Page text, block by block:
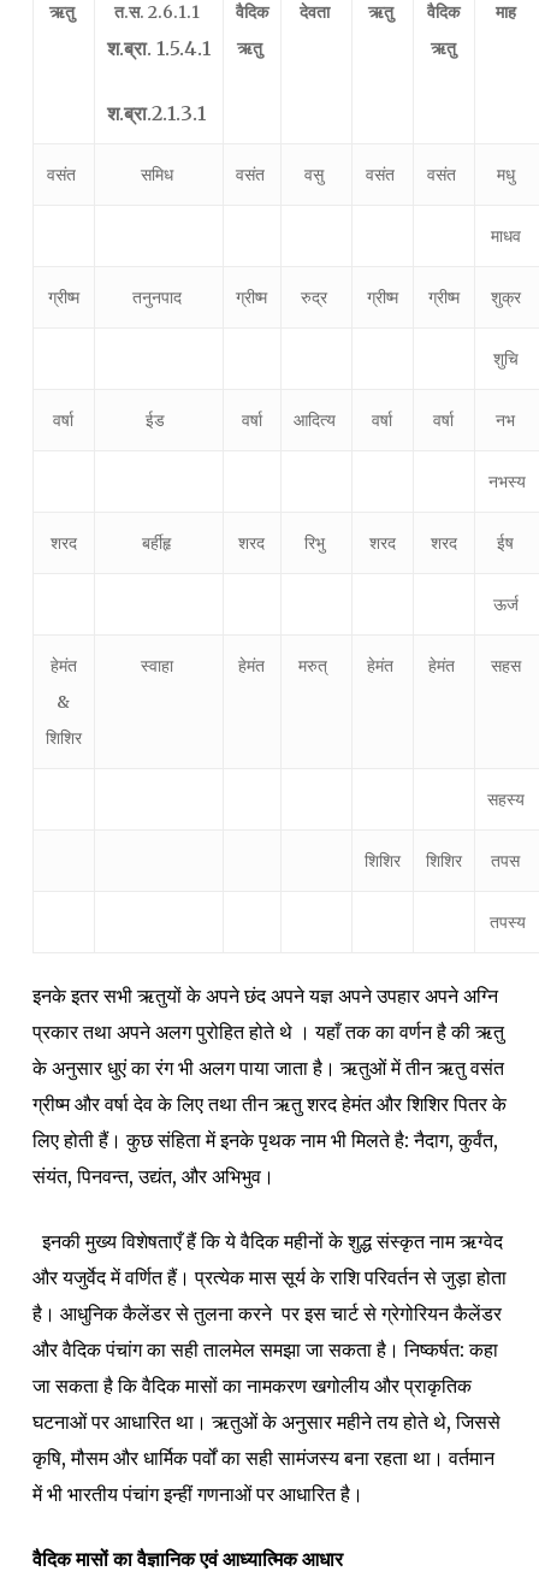
ऋतु त.स. 2.6.1.1
श.ब्रा. 1.5.4.1
श.ब्रा.2.1.3.1
वैदिक
ऋतु
देवता ऋतु
वैदिक
ऋतु
माह
वसंत समिध वसंत वसु वसंत वसंत मधु
माधव
ग्रीष्म तनुनपाद ग्रीष्म रुद्र ग्रीष्म ग्रीष्म शुक्र
शुचि
वर्षा ईड वर्षा आदित्य वर्षा वर्षा नभ
नभस्य
शरद बर्हीहृ शरद रिभु शरद शरद ईष
ऊर्ज
हेमंत
&
शिशिर
स्वाहा हेमंत मरुत् हेमंत हेमंत सहस
सहस्य
शिशिर शिशिर तपस
तपस्य
इनके इतर सभी ऋतुयों के अपने छंद अपने यज्ञ अपने उपहार अपने अग्नि
प्रकार तथा अपने अलग पुरोहित होते थे । यहाँ तक का वर्णन है की ऋतु
के अनुसार धुएं का रंग भी अलग पाया जाता है। ऋतुओं में तीन ऋतु वसंत
ग्रीष्म और वर्षा देव के लिए तथा तीन ऋतु शरद हेमंत और शिशिर पितर के
लिए होती हैं। कुछ संहिता में इनके पृथक नाम भी मिलते है: नैदाग, कुर्वंत,
संयंत, पिनवन्त, उद्यंत, और अभिभुव।
इनकी मुख्य विशेषताएँ हैं कि ये वैदिक महीनों के शुद्ध संस्कृत नाम ऋग्वेद
और यजुर्वेद में वर्णित हैं। प्रत्येक मास सूर्य के राशि परिवर्तन से जुड़ा होता
है। आधुनिक कैलेंडर से तुलना करने पर इस चार्ट से ग्रेगोरियन कैलेंडर
और वैदिक पंचांग का सही तालमेल समझा जा सकता है। निष्कर्षत: कहा
जा सकता है कि वैदिक मासों का नामकरण खगोलीय और प्राकृतिक
घटनाओं पर आधारित था। ऋतुओं के अनुसार महीने तय होते थे, जिससे
कृषि, मौसम और धार्मिक पर्वों का सही सामंजस्य बना रहता था। वर्तमान
में भी भारतीय पंचांग इन्हीं गणनाओं पर आधारित है।
वैदिक मासों का वैज्ञानिक एवं आध्यात्मिक आधार